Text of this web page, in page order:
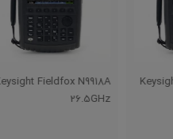
Keysight Fieldfox N9918A
26.5GHz